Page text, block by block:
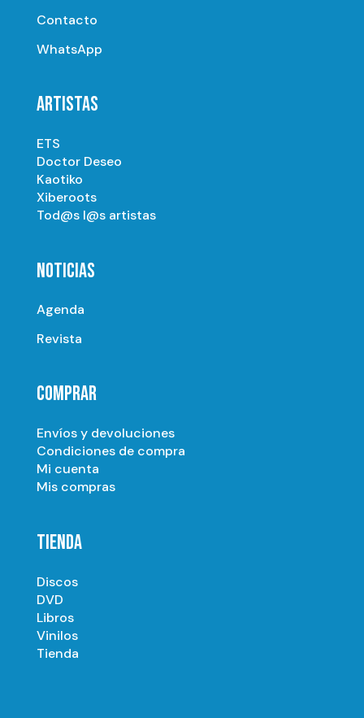
Contacto
WhatsApp
ARTISTAS
ETS
Doctor Deseo
Kaotiko
Xiberoots
Tod@s l@s artistas
NOTICIAS
Agenda
Revista
COMPRAR
Envíos y devoluciones
Condiciones de compra
Mi cuenta
Mis compras
TIENDA
Discos
DVD
Libros
Vinilos
Tienda